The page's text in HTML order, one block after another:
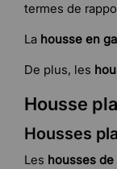
termes de
La housse en
De plus, les
Housse
Housses
Les housses